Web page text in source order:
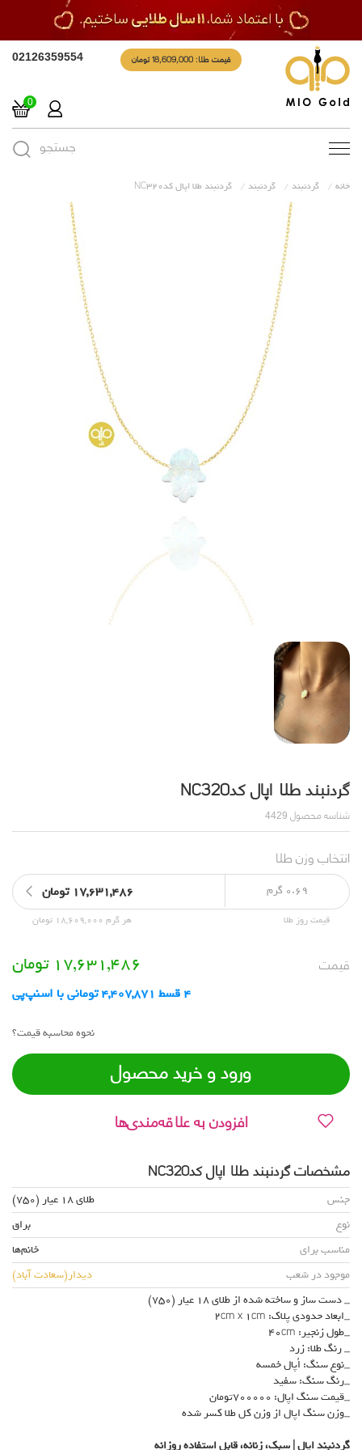
قیمت طلا: 18,609,000 تومان 02126359554
0
Toggle جستجو
خانه گردنبند گردنبند گردنبند طلا اپال کدNC320
گردنبند طلا اپال کدNC320
شناسه محصول
انتخاب وزن طلا
0.69 گرم 17,631,486 تومان
قیمت روز طلا هر گرم 18,609,000 تومان
قیمت 17,631,486 تومان
4 قسط 4,407,871 تومانی با اسنپ‌پی
نحوه محاسبه قیمت؟
ورود و خرید محصول
افزودن به علاقه‌مندی‌ها
مشخصات گردنبند طلا اپال کدNC320
جنس
طلای 18 عیار (750)
نوع
براق
مناسب برای
خانم‌ها
موجود در شعب
دیدار(سعادت آباد)
_ دست ساز و ساخته شده از طلای 18 عیار (750)
_ابعاد حدودی پلاک: 2cm x 1cm
_طول زنجیر: 40cm
_ رنگ طلا: زرد
_نوع سنگ: اُپال خمسه
_رنگ سنگ: سفید
_قیمت سنگ اپال: 700000تومان
_وزن سنگ اپال از وزن کل طلا کسر شده
گردنبند اپال | سبک، زنانه، قابل استفاده روزانه